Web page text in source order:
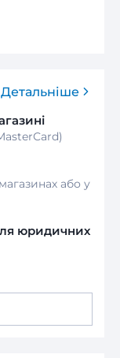
Детальніше
або у
юридичних